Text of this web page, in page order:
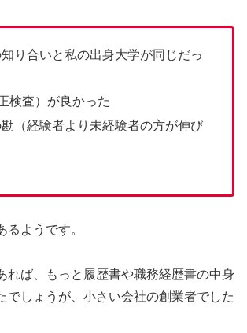
り合いと私の出身大学が同じだっ
検査）が良かった
（経験者より未経験者の方が伸び
るようです。
れば、もっと履歴書や職務経歴書の中身
でしょうが、小さい会社の創業者でした